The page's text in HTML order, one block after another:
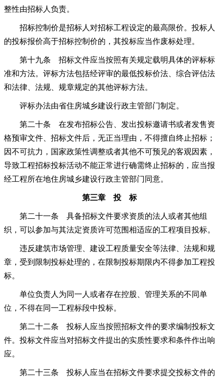
整性由招标人负责。
招标控制价是招标人对招标工程设定的最高限价。投标人
的投标报价高于招标控制价的，其投标应当作废标处理。
第十九条 招标文件应当按照有关规定载明具体的评标标
准和方法。评标方法包括经评审的最低投标价法、综合评估法
和法律、法规、规章规定的其他评标方法。
评标办法由省住房城乡建设行政主管部门制定。
第二十条 在发布招标公告、发出投标邀请书或者发售资
格预审文件、招标文件后，无正当理由，不得擅自终止招标；
因不可抗力，国家政策性调整或者其他不可预见的客观因素，
导致工程招标投标活动不能正常进行确需终止招标的，应当报
经工程所在地住房城乡建设行政主管部门同意。
第三章 投 标
第二十一条 具备招标文件要求资质的法人或者其他组
织，可以参加与其法定资质许可范围相适应的工程项目投标。
违反建筑市场管理、建设工程质量安全等法律、法规和规
章，受到限制投标处理的，在限制投标期限内不得参加工程投
标。
单位负责人为同一人或者存在控股、管理关系的不同单
位，不得在同一工程标段中投标。
第二十二条 投标人应当按照招标文件的要求编制投标文
件。投标文件应当对招标文件提出的实质性要求和条件作出响
应。
第二十三条 投标人应当在招标文件要求提交投标文件的